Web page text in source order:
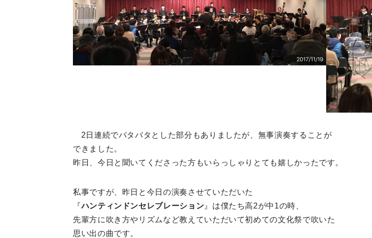
2 日連続でバタバタとした部分もありましたが、無事演奏することが
できました。
昨日、今日と聞いてくださった方もいらっしゃりとても嬉しかったです。
私事ですが、昨日と今日の演奏させていただいた
『ハンティンドンセレブレーション 』は僕たち高2が中 1の時、
先輩方に吹き方やリズムなど教えていただいて初めての文化祭で吹いた
思い出の曲です。